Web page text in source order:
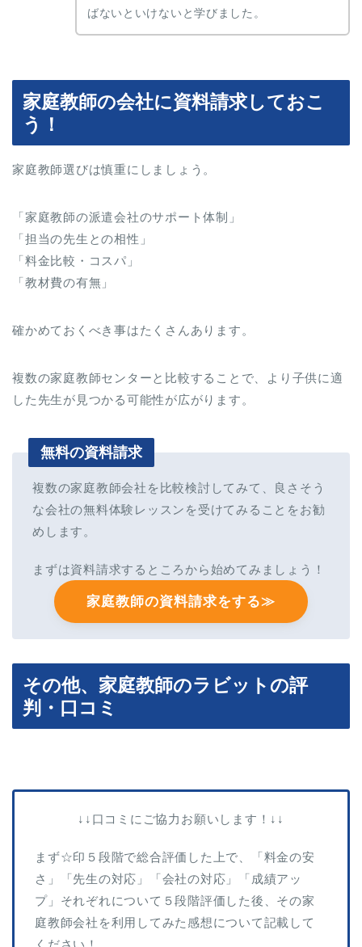
ばないといけないと学びました。
家庭教師の会社に資料請求しておこ
う！
家庭教師選びは慎重にしましょう。
「家庭教師の派遣会社のサポート体制」
「担当の先生との相性」
「料金比較・コスパ」
「教材費の有無」
確かめておくべき事はたくさんあります。
複数の家庭教師センターと比較することで、より子供に適
した先生が見つかる可能性が広がります。
無料の資料請求
複数の家庭教師会社を比較検討してみて、良さそう
な会社の無料体験レッスンを受けてみることをお勧
めします。
まずは資料請求するところから始めてみましょう！
家庭教師の資料請求をする≫
その他、家庭教師のラビットの評
判・口コミ
↓↓口コミにご協力お願いします！↓↓
まず☆印５段階で総合評価した上で、「料金の安
さ」「先生の対応」「会社の対応」「成績アッ
プ」それぞれについて５段階評価した後、その家
庭教師会社を利用してみた感想について記載して
ください！